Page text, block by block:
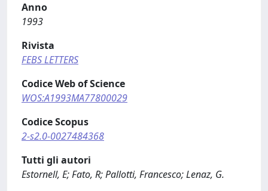
Anno
1993
Rivista
FEBS LETTERS
Codice Web of Science
WOS:A1993MA77800029
Codice Scopus
2-s2.0-0027484368
Tutti gli autori
Estornell, E; Fato, R; Pallotti, Francesco; Lenaz, G.